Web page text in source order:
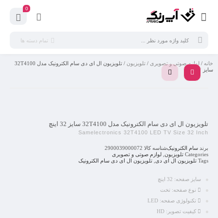
0
تمام دسته ها
خانه / لوازم صوتی و تصویری / تلویزیون
/ تلویزیون ال ای دی سام الکترونیک مدل 32T4100
سایز 32 اینچ
تلویزیون ال ای دی سام الکترونیک مدل 32T4100 سایز 32 اینچ
Samelectronics 32T4100 LED TV Size 32 Inch
برند سام الکترونیکشناسه کالا 2900039000072
Categories تلویزیون لوازم صوتی و تصویری
Tags تلویزیون ال ای دی تلویزیون ال ای دی سام الکترونیک
سایز صفحه:
نوع صفحه: تخت
تکنولوژی صفحه:
کیفیت تصویر: